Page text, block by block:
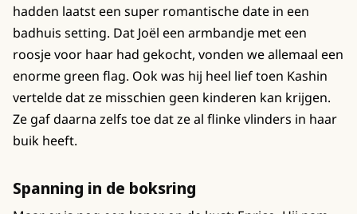
hadden laatst een super romantische date in een
badhuis setting. Dat Joël een armbandje met een
roosje voor haar had gekocht, vonden we allemaal een
enorme green flag. Ook was hij heel lief toen Kashin
vertelde dat ze misschien geen kinderen kan krijgen.
Ze gaf daarna zelfs toe dat ze al flinke vlinders in haar
buik heeft.
Spanning in de boksring